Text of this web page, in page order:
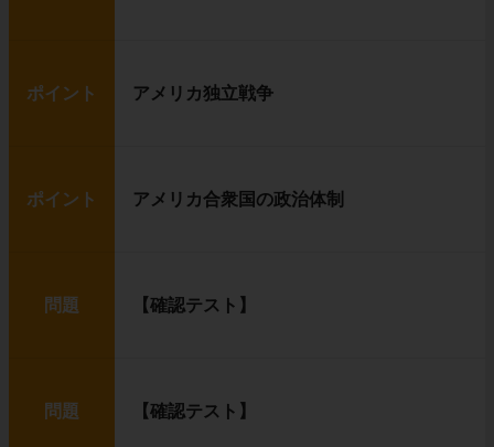
ポイント アメリカ独立戦争
ポイント アメリカ合衆国の政治体制
問題 【確認テスト】
問題 【確認テスト】